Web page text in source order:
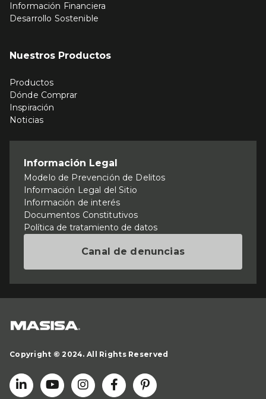
Información Financiera
Desarrollo Sostenible
Nuestros Productos
Productos
Dónde Comprar
Inspiración
Noticias
Información Legal
Modelo de Prevención de Delitos
Información Legal del Sitio
Información de interés
Documentos Constitutivos
Política de tratamiento de datos
Canal de denuncias
Copyright © 2024. All Rights Reserved